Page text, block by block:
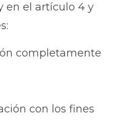
en el artículo 4 y
completamente
con los fines